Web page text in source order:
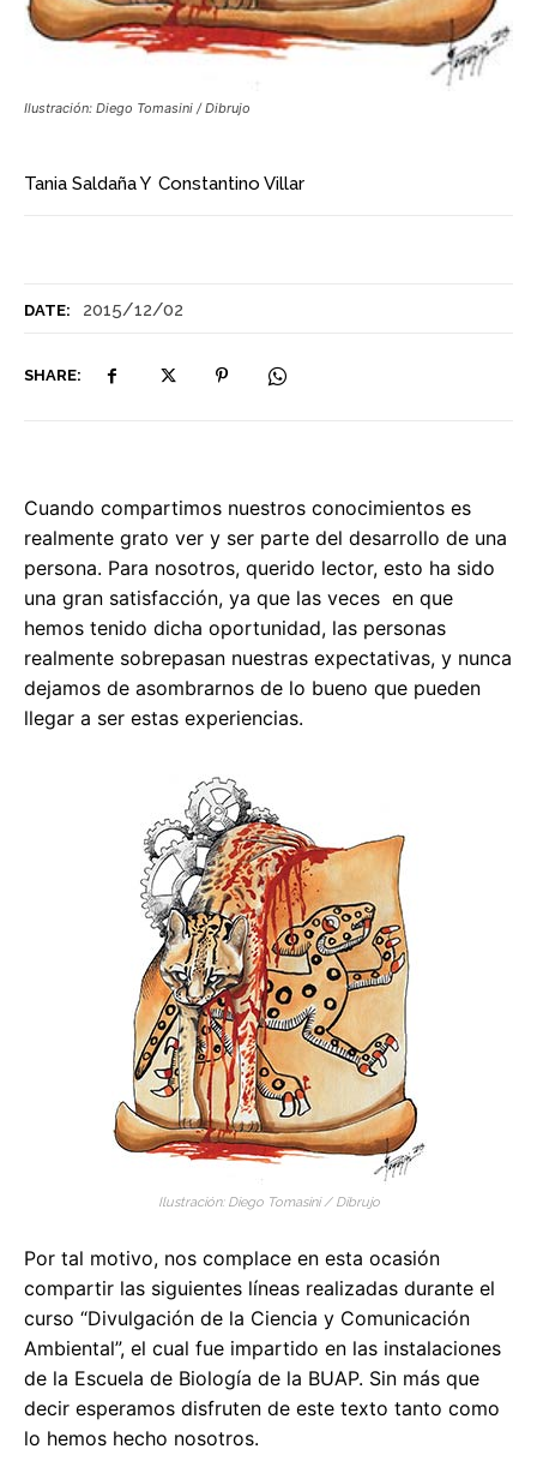
DATE: 2015/12/02
SHARE:
Ilustración: Diego Tomasini / Dibrujo
Tania SaldañaY Constantino Villar
Cuando compartimos nuestros conocimientos es
realmente grato ver y ser parte del desarrollo de una
persona. Para nosotros, querido lector, esto ha sido
una gran satisfacción, ya que las veces en que
hemos tenido dicha oportunidad, las personas
realmente sobrepasan nuestras expectativas, y nunca
dejamos de asombrarnos de lo bueno que pueden
llegar a ser estas experiencias.
Ilustración: Diego Tomasini / Dibrujo
Por tal motivo, nos complace en esta ocasión
compartir las siguientes líneas realizadas durante el
curso “Divulgación de la Ciencia y Comunicación
Ambiental”, el cual fue impartido en las instalaciones
de la Escuela de Biología de la BUAP. Sin más que
decir esperamos disfruten de este texto tanto como
lo hemos hecho nosotros.